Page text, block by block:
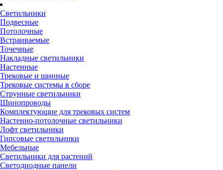
Светильники
Подвесные
Потолочные
Встраиваемые
Точечные
Накладные светильники
Настенные
Трековые и шинные
Трековые системы в сборе
Струнные светильники
Шинопроводы
Комплектующие для трековых систем
Настенно-потолочные светильники
Лофт светильники
Гипсовые светильники
Мебельные
Светильники для растений
Светодиодные панели